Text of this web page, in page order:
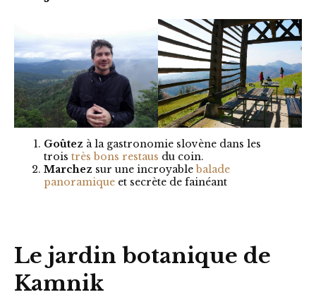
Goûtez à la gastronomie slovène dans les
trois très bons restaus du coin.
Marchez sur une incroyable balade
panoramique et secrète de fainéant
Le jardin botanique de
Kamnik